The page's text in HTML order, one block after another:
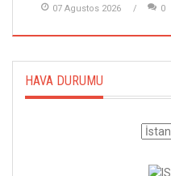
07 Agustos 2026 0
HAVA DURUMU